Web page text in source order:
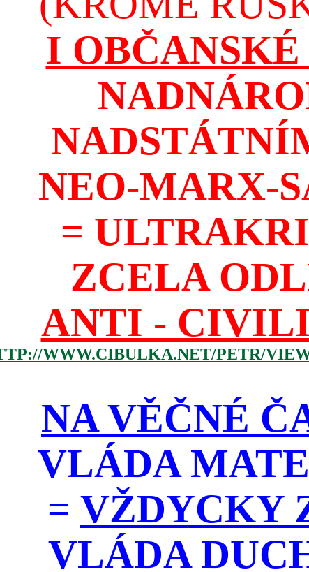
I
NEO-MARX-
=
ZCELA
ANTI -
WWW.CIBULKA.NET/PETR/
NA VĚČNÉ
VLÁDA
= VŽDYCKY
VLÁDA